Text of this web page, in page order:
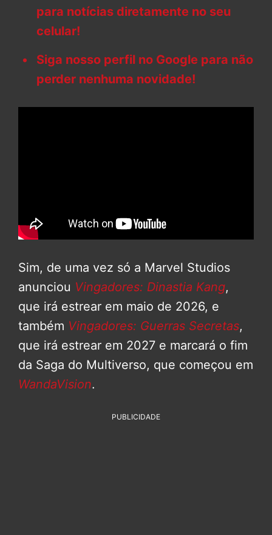
para notícias diretamente no seu
celular!
Siga nosso perfil no Google para não
perder nenhuma novidade!
Sim, de uma vez só a Marvel Studios
anunciou Vingadores: Dinastia Kang,
que irá estrear em maio de 2026, e
também Vingadores: Guerras Secretas,
que irá estrear em 2027 e marcará o fim
da Saga do Multiverso, que começou em
WandaVision.
PUBLICIDADE